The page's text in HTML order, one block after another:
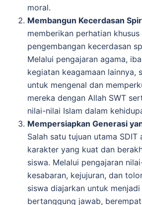
moral.
Membangun Kecerdasan
memberikan perhatian khusus
pengembangan kecerdasan
Melalui pengajaran agama,
kegiatan keagamaan lainnya,
untuk mengenal dan
mereka dengan Allah SWT
nilai-nilai Islam dalam
Mempersiapkan Generasi
Salah satu tujuan utama SDIT
karakter yang kuat dan
siswa. Melalui pengajaran
kesabaran, kejujuran, dan
siswa diajarkan untuk
bertanggung jawab,